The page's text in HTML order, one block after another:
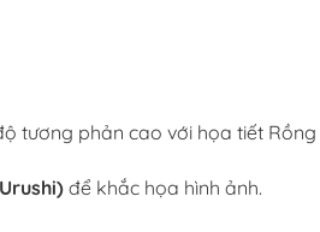
tương phản cao với họa tiết Rồng
để khắc họa hình ảnh.